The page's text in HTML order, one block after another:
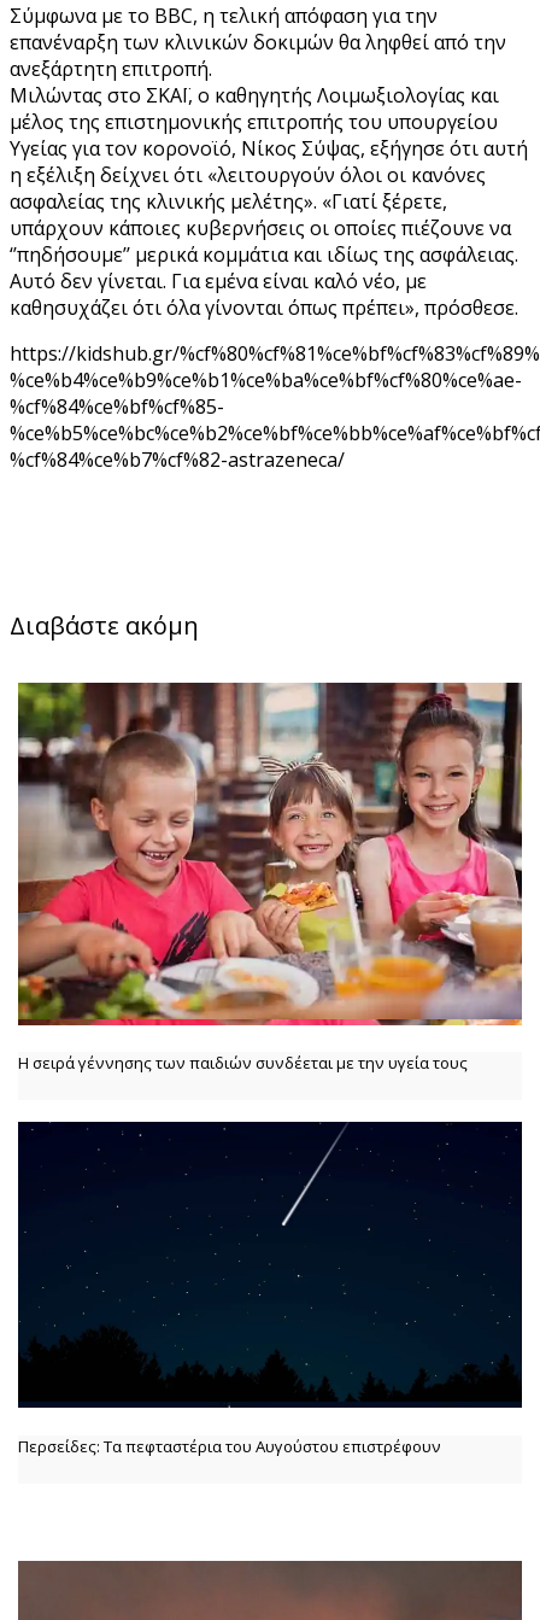
Σύμφωνα με το BBC, η τελική απόφαση για την
επανέναρξη των κλινικών δοκιμών θα ληφθεί από την
ανεξάρτητη επιτροπή.
Μιλώντας στο ΣΚΑΪ, ο καθηγητής Λοιμωξιολογίας και
μέλος της επιστημονικής επιτροπής του υπουργείου
Υγείας για τον κορονοϊό, Νίκος Σύψας, εξήγησε ότι αυτή
η εξέλιξη δείχνει ότι «λειτουργούν όλοι οι κανόνες
ασφαλείας της κλινικής μελέτης». «Γιατί ξέρετε,
υπάρχουν κάποιες κυβερνήσεις οι οποίες πιέζουνε να
‘’πηδήσουμε’’ μερικά κομμάτια και ιδίως της ασφάλειας.
Αυτό δεν γίνεται. Για εμένα είναι καλό νέο, με
καθησυχάζει ότι όλα γίνονται όπως πρέπει», πρόσθεσε.
https://kidshub.gr/
%ce%b4%ce%b9%ce%b1%ce%ba%ce%bf%cf%80%ce%ae-
%cf%84%ce%bf%cf%85-
%cf%84%ce%b7%cf%82-astrazeneca/
Διαβάστε ακόμη
Η σειρά γέννησης των παιδιών συνδέεται με την υγεία τους
Περσείδες: Τα πεφταστέρια του Αυγούστου επιστρέφουν